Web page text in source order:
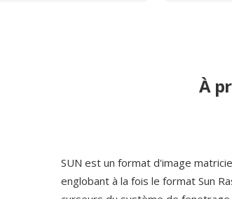
À
SUN est un format d'image
englobant à la fois le format Sun